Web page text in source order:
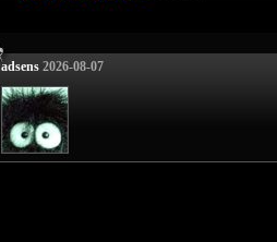
adsens 2026-08-07